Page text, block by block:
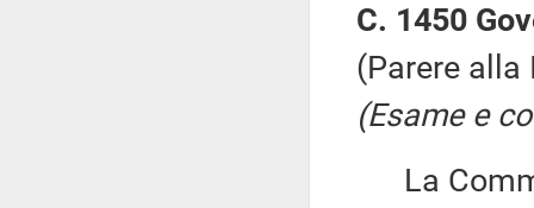
C. 1450
(Parere alla
(Esame e
La